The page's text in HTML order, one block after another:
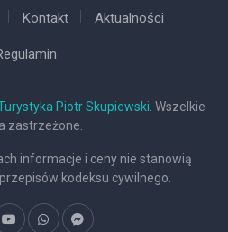
Kontakt Aktualności
Piotr Skupiewski . Wszelkie
zastrzeżone.
informacje i ceny nie stanowią
kodeksu cywilnego.